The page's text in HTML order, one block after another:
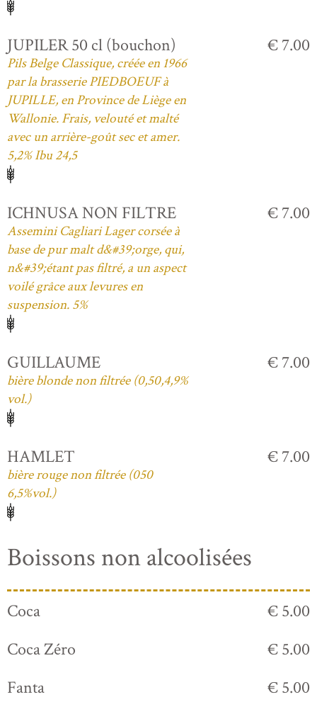
JUPILER 50 cl (bouchon)
Pils Belge Classique, créée en 1966
par la brasserie PIEDBOEUF à
JUPILLE, en Province de Liège en
Wallonie. Frais, velouté et malté
avec un arrière-goût sec et amer.
5,2% Ibu 24,5
€ 7.00
ICHNUSA NON FILTRE
Assemini Cagliari Lager corsée à
base de pur malt d&#39;orge, qui,
n&#39;étant pas filtré, a un aspect
voilé grâce aux levures en
suspension. 5%
€ 7.00
GUILLAUME
bière blonde non filtrée (0,50,4,9%
vol.)
€ 7.00
HAMLET
bière rouge non filtrée (050
6,5%vol.)
€ 7.00
Boissons non alcoolisées
Coca
€ 5.00
Coca Zéro
€ 5.00
Fanta
€ 5.00